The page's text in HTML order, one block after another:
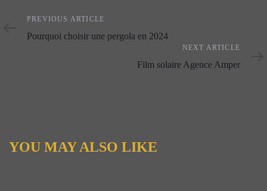
Previous
Article
PREVIOUS ARTICLE
Pourquoi choisir une pergola en 2024
Article
NEXT ARTICLE
Film solaire Agence Amper
YOU MAY ALSO LIKE